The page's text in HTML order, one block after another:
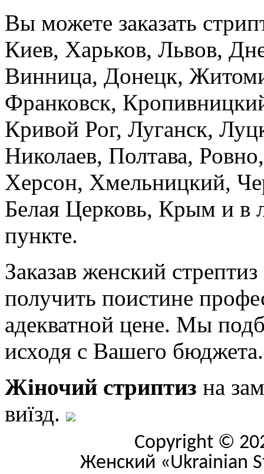
Вы можете заказать
Киев, Харьков, Львов,
Винница, Донецк,
Франковск,
Кривой Рог, Луганск,
Николаев, Полтава,
Херсон, Хмельницкий,
Белая Церковь, Крым и в
пункте.
Заказав женский
получить поистине
адекватной цене. Мы
исходя с Вашего бюджета.
Жіночий стриптиз на
виїзд.
Copyright ©
Женский «Ukrainian